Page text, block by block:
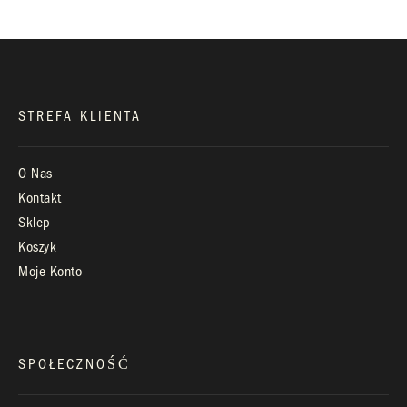
STREFA KLIENTA
O Nas
Kontakt
Sklep
Koszyk
Moje Konto
SPOŁECZNOŚĆ